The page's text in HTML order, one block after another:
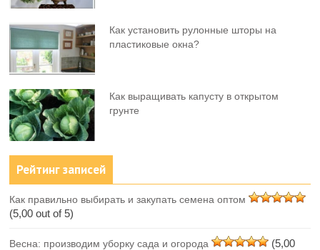
Как установить рулонные шторы на
пластиковые окна?
Как выращивать капусту в открытом
грунте
Рейтинг записей
Как правильно выбирать и закупать семена оптом
(5,00 out of 5)
Весна: производим уборку сада и огорода
(5,00